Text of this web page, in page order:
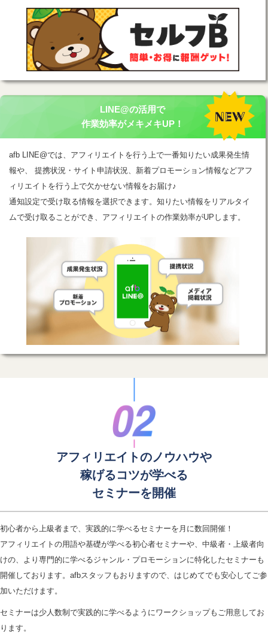
LINE@の活用で
作業効率がメキメキUP！
afb LINE@では、アフィリエイトを行う上で一番知りたい成果発生情
報や、 提携状況・サイト申請状況、新着プロモーション情報などアフ
ィリエイトを行う上で欠かせない情報をお届け♪
通知設定で受け取る情報を選択できます。知りたい情報をリアルタイ
ムで受け取ることができ、アフィリエイトの作業効率がUPします。
アフィリエイトのノウハウや
稼げるコツが学べる
セミナーを開催
初心者から上級者まで、実践的に学べるセミナーを月に数回開催！
アフィリエイトの用語や基礎が学べる初心者セミナーや、中級者・上級者向
けの、より専門的に学べるジャンル・プロモーションに特化したセミナーも
開催しております。afbスタッフもおりますので、はじめてでも安心してご参
加いただけます。
セミナーは少人数制で実践的に学べるようにワークショップもご用意してお
ります。